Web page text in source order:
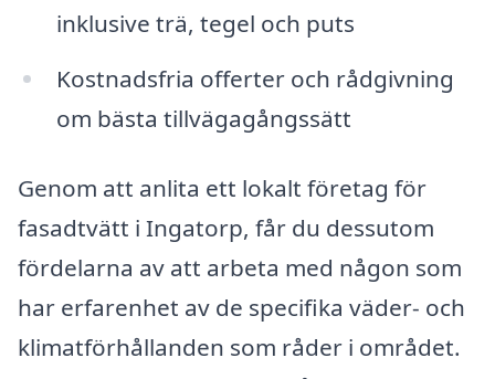
inklusive trä, tegel och puts
Kostnadsfria offerter och rådgivning
om bästa tillvägagångssätt
Genom att anlita ett lokalt företag för
fasadtvätt i Ingatorp, får du dessutom
fördelarna av att arbeta med någon som
har erfarenhet av de specifika väder- och
klimatförhållanden som råder i området.